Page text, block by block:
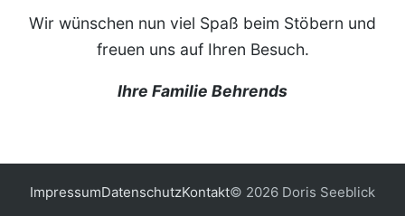
Wir wünschen nun viel Spaß beim Stöbern und
freuen uns auf Ihren Besuch.
Ihre Familie Behrends
ImpressumDatenschutzKontakt© 2026 Doris Seeblick